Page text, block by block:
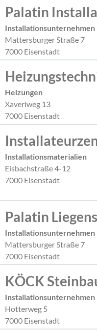
Palatin
Installationsunternehmen
Mattersburger Straße 7
7000 Eisenstadt
Heizungen
Xaveriweg 13
7000 Eisenstadt
Installationsmaterialien
Eisbachstraße 4-12
7000 Eisenstadt
Palatin
Installationsunternehmen
Mattersburger Straße 7
7000 Eisenstadt
KÖCK
Installationsunternehmen
Hotterweg 5
7000 Eisenstadt